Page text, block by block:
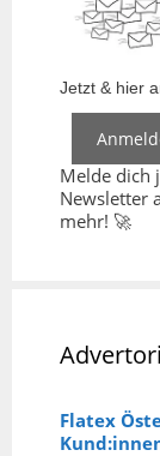
Jetzt & hier
Melde dich
Newsletter
mehr! 🚀
Flatex